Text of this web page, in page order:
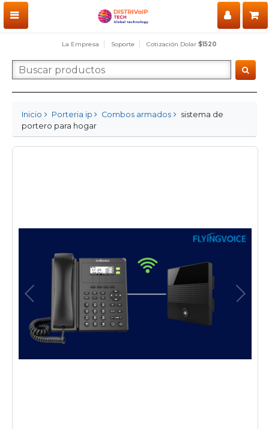
La Empresa Soporte Cotización Dolar $1520
Inicio Porteria ip Combos armados
sistema de
portero para hogar